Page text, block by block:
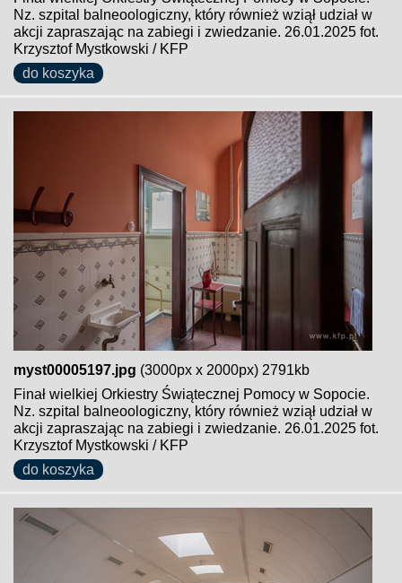
Nz. szpital balneoologiczny, który również wziął udział w
akcji zapraszając na zabiegi i zwiedzanie. 26.01.2025 fot.
Krzysztof Mystkowski / KFP
do koszyka
myst00005197.jpg (3000px x 2000px) 2791kb
Finał wielkiej Orkiestry Świątecznej Pomocy w Sopocie.
Nz. szpital balneoologiczny, który również wziął udział w
akcji zapraszając na zabiegi i zwiedzanie. 26.01.2025 fot.
Krzysztof Mystkowski / KFP
do koszyka